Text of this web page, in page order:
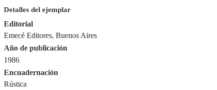
Detalles del ejemplar
Editorial
Emecé Editores, Buenos Aires
Año de publicación
1986
Encuadernación
Rústica